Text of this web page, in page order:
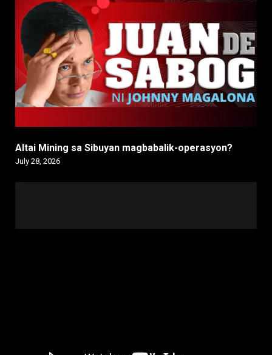
Altai Mining sa Sibuyan magbabalik-operasyon?
July 28, 2026